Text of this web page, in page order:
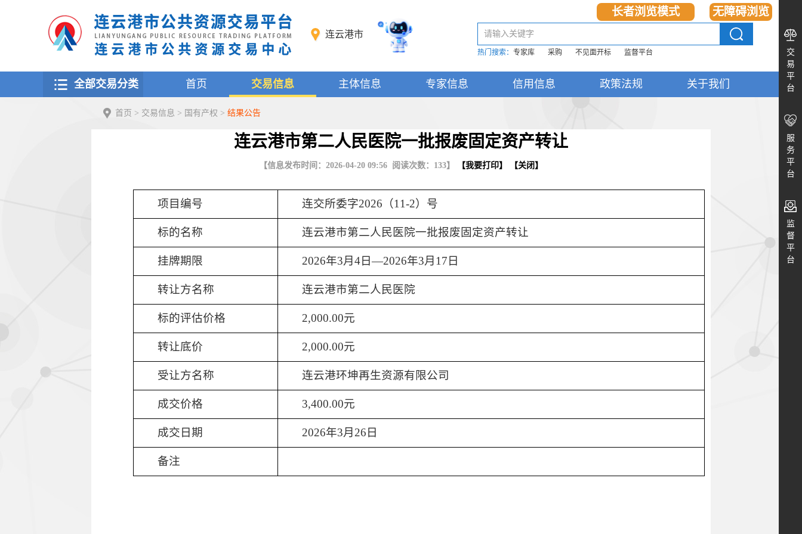
无障碍浏览
长者浏览模式
连云港市 请输入关键字
热门搜索： 专家库 采购 不见面开标 监督平台
全部交易分类 首页 交易信息 主体信息 专家信息 信用信息 政策法规 关于我们
交
易
平
台
服
务
平
台
监
督
平
台
首页 > 交易信息 > 国有产权 > 结果公告
连云港市第二人民医院一批报废固定资产转让
【信息发布时间：2026-04-20 09:56 阅读次数： 133】 【我要打印】 【关闭 】
项目编号 连交所委字2026（11-2）号
标的名称 连云港市第二人民医院一批报废固定资产转让
挂牌期限 2026年3月4日—2026年3月17日
转让方名称 连云港市第二人民医院
标的评估价格 2,000.00元
转让底价 2,000.00元
受让方名称 连云港环坤再生资源有限公司
成交价格 3,400.00元
成交日期 2026年3月 26 日
备注